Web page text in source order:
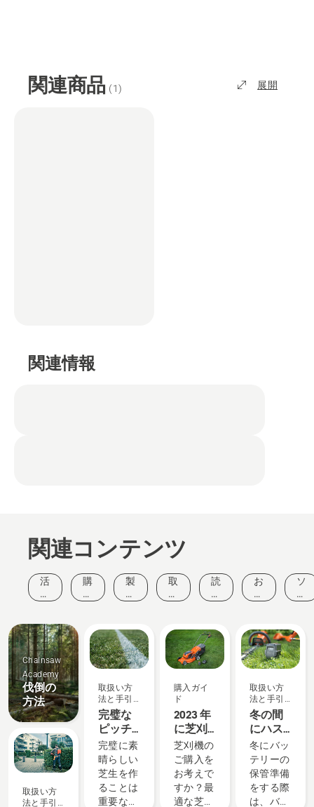
関連商品 (1) 展開
関連情報
関連コンテンツ
活
動
ベ
ン
ト
購
入
ド
製
品
ノ
ベ
ー
シ
ョ
ン
取
扱
法
と
手
引
き
読
み
と
ヒ
ン
ト
お
客
声
ソ
リ
シ
ョ
ン
Chainsaw
Academy
伐倒の
方法
取扱い方
法と手引
取扱い方
法と手引
き
完璧な
ピッチ
を作る
完璧に素
晴らしい
芝生を作
ることは
重要な要
購入ガイ
ド
2023 年
に芝刈
機を購
入する
際に考
慮する
べき 4
芝刈機の
ご購入を
お考えで
すか？最
適な芝刈
取扱い方
法と手引
き
冬の間
にハス
クバー
ナのバ
ッテリ
ーを保
管する
冬にバッ
テリーの
保管準備
をする際
は、バッ